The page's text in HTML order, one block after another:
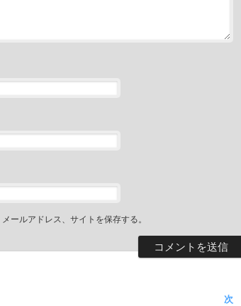
ールアドレス、サイトを保存する。
次